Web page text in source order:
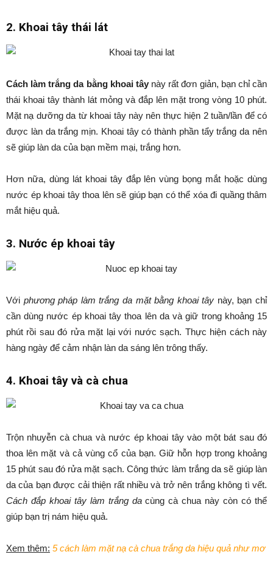
2. Khoai tây thái lát
Cách làm trắng da bằng khoai tâynày rất đơn giản, bạn chỉ cần
thái khoai tây thành lát mỏng và đắp lên mặt trong vòng 10 phút.
Mặt nạ dưỡng da từ khoai tây này nên thực hiện 2 tuần/lần để có
được làn da trắng mịn. Khoai tây có thành phần tẩy trắng da nên
sẽ giúp làn da của bạn mềm mại, trắng hơn.
Hơn nữa, dùng lát khoai tây đắp lên vùng bọng mắt hoặc dùng
nước ép khoai tây thoa lên sẽ giúp bạn có thể xóa đi quầng thâm
mắt hiệu quả.
3. Nước ép khoai tây
Với phương pháp làm trắng da mặt bằng khoai tây này, bạn chỉ
cần dùng nước ép khoai tây thoa lên da và giữ trong khoảng 15
phút rồi sau đó rửa mặt lại với nước sạch. Thực hiện cách này
hàng ngày để cảm nhận làn da sáng lên trông thấy.
4. Khoai tây và cà chua
Trộn nhuyễn cà chua và nước ép khoai tây vào một bát sau đó
thoa lên mặt và cả vùng cổ của bạn. Giữ hỗn hợp trong khoảng
15 phút sau đó rửa mặt sạch. Công thức làm trắng da sẽ giúp làn
da của bạn được cải thiện rất nhiều và trở nên trắng không tì vết.
Cách đắp khoai tây làm trắng dacùng cà chua này còn có thể
giúp bạn trị nám hiệu quả.
Xem thêm: 5 cách làm mặt nạ cà chua trắng da hiệu quả như mơ